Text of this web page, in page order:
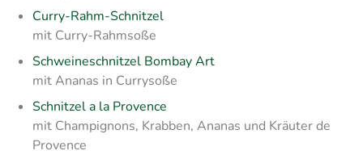
Curry-Rahm-Schnitzel
mit Curry-Rahmsoße
Schweineschnitzel Bombay Art
mit Ananas in Currysoße
Schnitzel a la Provence
mit Champignons, Krabben, Ananas und Kräuter de
Provence